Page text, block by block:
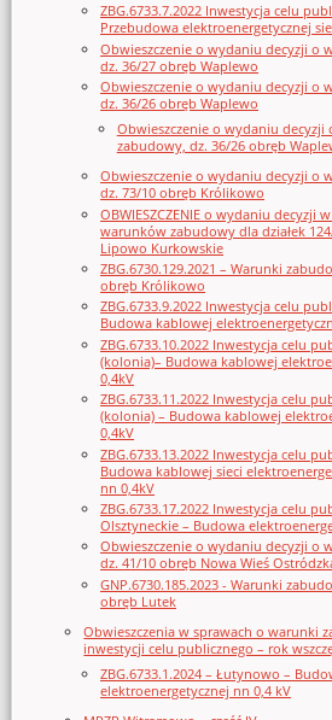
ZBG.6733.7.2022 Inwestycja celu
Przebudowa elektroenergetycznej
Obwieszczenie o wydaniu decyzji o
dz. 36/27 obręb Waplewo
Obwieszczenie o wydaniu decyzji o
dz. 36/26 obręb Waplewo
Obwieszczenie o wydaniu decyzji
zabudowy, dz. 36/26 obręb
Obwieszczenie o wydaniu decyzji o
dz. 73/10 obręb Królikowo
OBWIESZCZENIE o wydaniu decyzji
warunków zabudowy dla działek
Lipowo Kurkowskie
ZBG.6730.129.2021 – Warunki
obręb Królikowo
ZBG.6733.9.2022 Inwestycja celu
Budowa kablowej
ZBG.6733.10.2022 Inwestycja celu
(kolonia)– Budowa kablowej
0,4kV
ZBG.6733.11.2022 Inwestycja celu
(kolonia) – Budowa kablowej
0,4kV
ZBG.6733.13.2022 Inwestycja celu
Budowa kablowej sieci
nn 0,4kV
ZBG.6733.17.2022 Inwestycja celu
Olsztyneckie – Budowa
Obwieszczenie o wydaniu decyzji o
dz. 41/10 obręb Nowa Wieś
GNP.6730.185.2023 - Warunki
obręb Lutek
Obwieszczenia w sprawach o warunki
inwestycji celu publicznego – rok
ZBG.6733.1.2024 – Łutynowo –
elektroenergetycznej nn 0,4 kV